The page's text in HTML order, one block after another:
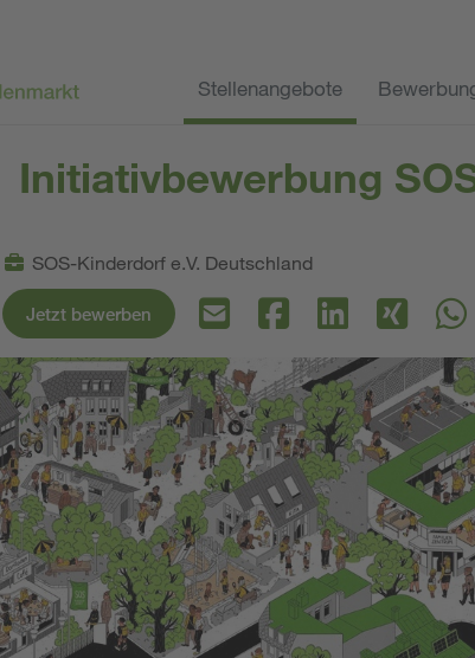
Stellenangebote
Initiativbewerbung
SOS-Kinderdorf e.V. Deutschland
Jetzt bewerben